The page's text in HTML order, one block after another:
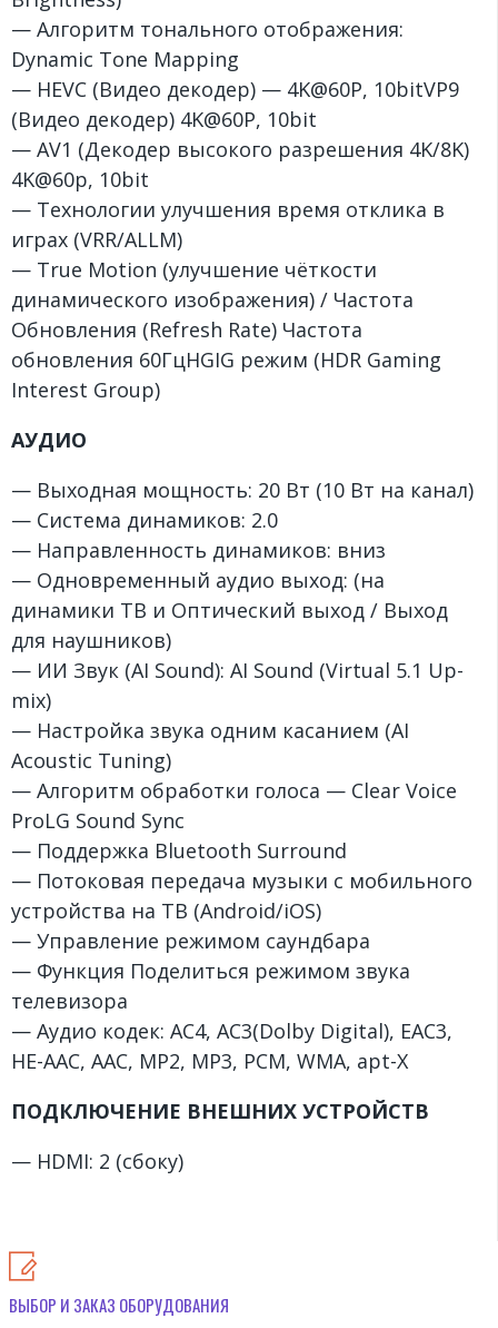
— Алгоритм тонального отображения:
Dynamic Tone Mapping
— HEVC (Видео декодер) — 4K@60P, 10bitVP9
(Видео декодер) 4K@60P, 10bit
— AV1 (Декодер высокого разрешения 4K/8K)
4K@60p, 10bit
— Технологии улучшения время отклика в
играх (VRR/ALLM)
— True Motion (улучшение чёткости
динамического изображения) / Частота
Обновления (Refresh Rate) Частота
обновления 60ГцHGIG режим (HDR Gaming
Interest Group)
АУДИО
— Выходная мощность: 20 Вт (10 Вт на канал)
— Система динамиков: 2.0
— Направленность динамиков: вниз
— Одновременный аудио выход: (на
динамики TB и Оптический выход / Выход
для наушников)
— ИИ Звук (AI Sound): AI Sound (Virtual 5.1 Up-
mix)
— Настройка звука одним касанием (AI
Acoustic Tuning)
— Алгоритм обработки голоса — Clear Voice
ProLG Sound Sync
— Поддержка Bluetooth Surround
— Потоковая передача музыки с мобильного
устройства на ТВ (Android/iOS)
— Управление режимом саундбара
— Функция Поделиться режимом звука
телевизора
— Аудио кодек: AC4, AC3(Dolby Digital), EAC3,
HE-AAC, AAC, MP2, MP3, PCM, WMA, apt-X
ПОДКЛЮЧЕНИЕ ВНЕШНИХ УСТРОЙСТВ
— HDMI: 2 (сбоку)
ВЫБОР И ЗАКАЗ ОБОРУДОВАНИЯ